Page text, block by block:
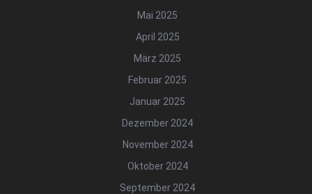
Mai 2025
April 2025
März 2025
Februar 2025
Januar 2025
Dezember 2024
November 2024
Oktober 2024
September 2024